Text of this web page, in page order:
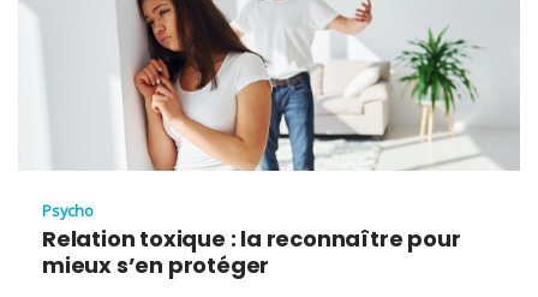
Psycho
Relation toxique : la reconnaître pour
mieux s’en protéger